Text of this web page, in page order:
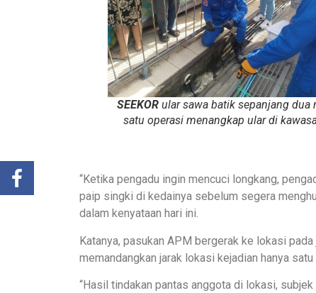
SEEKORular sawa batik sepanjang dua
satu operasi menangkap ular di
“Ketika pengadu ingin mencuci longkang,
paip singki di kedainya sebelum segera
dalam kenyataan hari ini.
Katanya, pasukan APM bergerak ke lokasi
memandangkan jarak lokasi kejadian hanya
“Hasil tindakan pantas anggota di lokasi,